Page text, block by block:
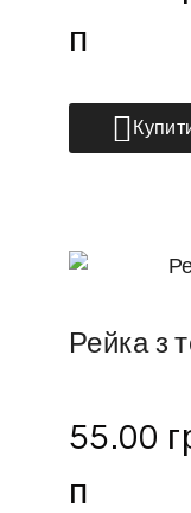
п
Рейка з
55.00
п